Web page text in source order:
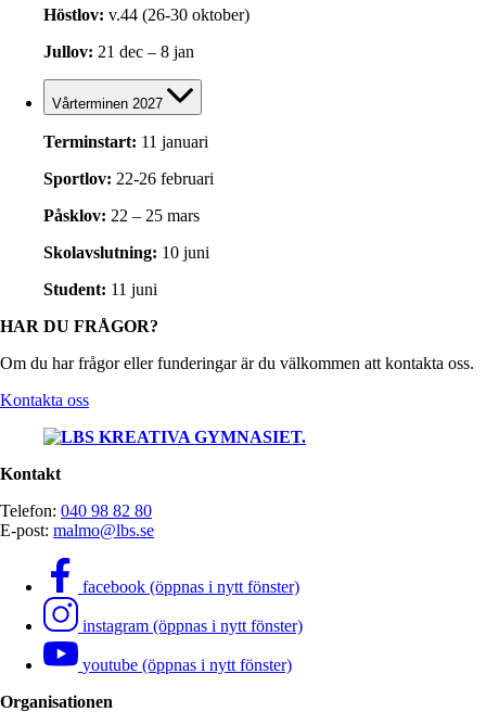
Höstlov: v.44 (26-30 oktober)
Jullov: 21 dec – 8 jan
Vårterminen 2027
Terminstart: 11 januari
Sportlov: 22-26 februari
Påsklov: 22 – 25 mars
Skolavslutning: 10 juni
Student: 11 juni
HAR DU FRÅGOR?
Om du har frågor eller funderingar är du välkommen att kontakta oss.
Kontakta oss
Kontakt
Telefon: 040 98 82 80
E-post: malmo@lbs.se
facebook (öppnas i nytt fönster)
instagram (öppnas i nytt fönster)
youtube (öppnas i nytt fönster)
Organisationen